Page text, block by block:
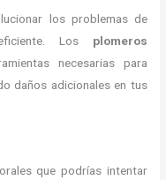
los problemas de
Los plomeros
necesarias para
daños adicionales en tus
que podrías intentar